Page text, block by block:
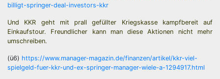
billigt-springer-deal-investors-kkr
Und KKR geht mit prall gefüllter Kriegskasse kampfbereit auf
Einkaufstour. Freundlicher kann man diese Aktionen nicht mehr
umschreiben.
(ü6) https://www.manager-magazin.de/finanzen/artikel/kkr-viel-
spielgeld-fuer-kkr-und-ex-springer-manager-wiele-a-1294917.html